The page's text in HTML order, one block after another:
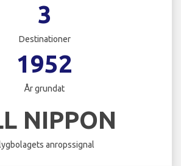
3
Destinationer
1952
År grundat
NIPPON
anropssignal